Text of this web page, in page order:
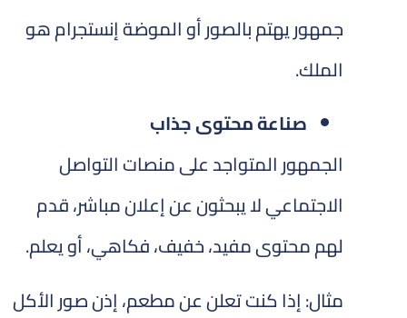
جمهور يهتم بالصور أو الموضة إنستجرام هو
الملك.
صناعة محتوى جذاب
الجمهور المتواجد على منصات التواصل
الاجتماعي لا يبحثون عن إعلان مباشر، قدم
لهم محتوى مفيد، خفيف، فكاهي، أو يعلم.
مثال: إذا كنت تعلن عن مطعم، إذن صور الأكل